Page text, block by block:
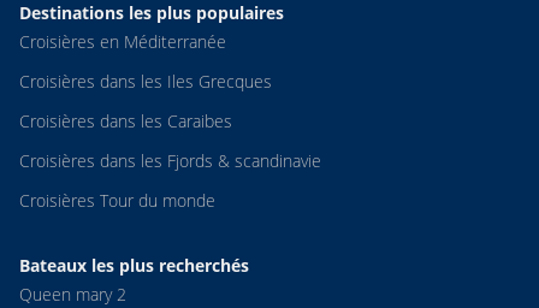
Destinations les plus populaires
Croisières en Méditerranée
Croisières dans les Iles Grecques
Croisières dans les Caraibes
Croisières dans les Fjords & scandinavie
Croisières Tour du monde
Bateaux les plus recherchés
Queen mary 2